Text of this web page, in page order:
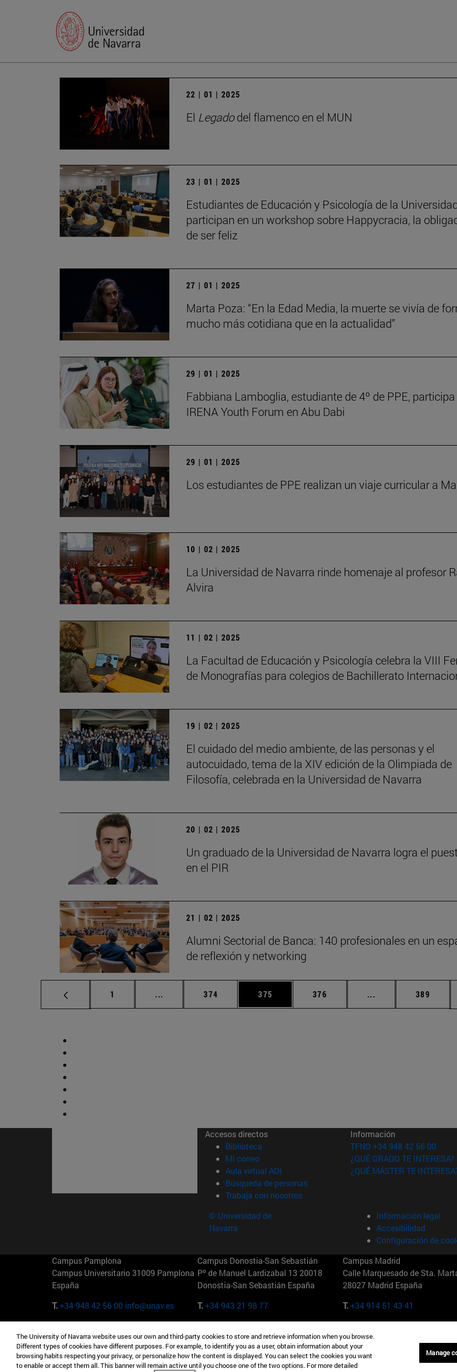
22 | 01 | 2025
El Legadodel flamenco en el MUN
23 | 01 | 2025
Estudiantes de Educación y Psicología de la
participan en un workshop sobre Happycracia, la
de ser feliz
27 | 01 | 2025
Marta Poza: “En la Edad Media, la muerte se vivía de
mucho más cotidiana que en la actualidad”
29 | 01 | 2025
Fabbiana Lamboglia, estudiante de 4º de PPE, participa
IRENA Youth Forum en Abu Dabi
29 | 01 | 2025
Los estudiantes de PPE realizan un viaje curricular a
10 | 02 | 2025
La Universidad de Navarra rinde homenaje al profesor
Alvira
11 | 02 | 2025
La Facultad de Educación y Psicología celebra la VIII
de Monografías para colegios de Bachillerato
19 | 02 | 2025
El cuidado del medio ambiente, de las personas y el
autocuidado, tema de la XIV edición de la Olimpiada de
Filosofía, celebrada en la Universidad de Navarra
20 | 02 | 2025
Un graduado de la Universidad de Navarra logra el
en el PIR
21 | 02 | 2025
Alumni Sectorial de Banca: 140 profesionales en un
de reflexión y networking
Página
1 ... Páginas intermedias Use TAB para desplazarse.
Página
374 Página
375 Página
376 ... Páginas intermedias
Página
389
Accesos directos
Biblioteca (abre en nueva ventana)
Mi correo(abre en nueva ventana)
Aula virtual ADI (abre en nueva ventana)
Búsqueda de personas(abre en nueva ventana)
Trabaja con nosotros(abre en nueva ventana)
Información
TFNO +34 948 42 56 00
¿QUÉ GRADO TE INTERESA?
¿QUÉ MÁSTER TE
© Universidad de
Navarra
Información legal
Accesibilidad
Configuración de
Campus Pamplona
Campus Universitario 31009 Pamplona
España
T.+34 948 42 56 00 info@unav.es
Campus Donostia-San Sebastián
Pº de Manuel Lardizabal 13 20018
Donostia-San Sebastián España
T.+34 943 21 98 77
Campus Madrid
Calle Marquesado de Sta.
28027 Madrid España
T.+34 914 51 43 41
Camino del Cerro Águila 3 28023
Madrid España
165 W 57th St 10019-2201 Nueva York
EE.UU
Maria-Theresia-Straße 15 81675
Múnich Alemania
The University of Navarra website uses our own and third-party cookies to store and retrieve information when you browse.
Different types of cookies have different purposes. For example, to identify you as a user, obtain information about your
browsing habits respecting your privacy, or personalize how the content is displayed. You can select the cookies you want
to enable or accept them all. This banner will remain active until you choose one of the two options. For more detailed
Manage